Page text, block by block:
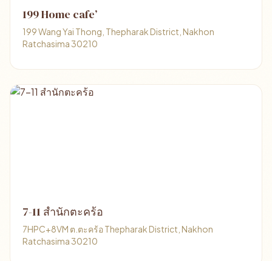
199 Home cafe’
199 Wang Yai Thong, Thepharak District, Nakhon
Ratchasima 30210
7-11 สำนักตะคร้อ
7HPC+8VM ต.ตะคร้อ Thepharak District, Nakhon
Ratchasima 30210